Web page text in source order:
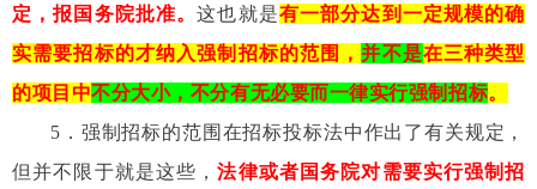
定，报国务院批准。这也就是有一部分达到一定规模的确
实需要招标的才纳入强制招标的范围，并不是在三种类型
的项目中不分大小，不分有无必要而一律实行强制招标。
5 ．强制招标的范围在招标投标法中作出了有关规定，
但并不限于就是这些，法律或者国务院对需要实行强制招